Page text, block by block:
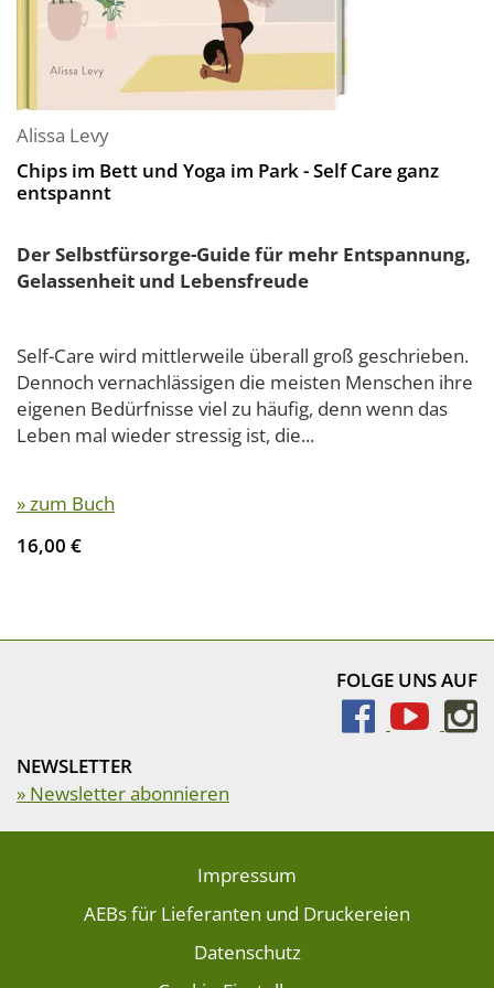
Alissa Levy
Chips im Bett und Yoga im Park - Self Care ganz
entspannt
Der Selbstfürsorge-Guide für mehr Entspannung,
Gelassenheit und Lebensfreude
Self-Care wird mittlerweile überall groß geschrieben.
Dennoch vernachlässigen die meisten Menschen ihre
eigenen Bedürfnisse viel zu häufig, denn wenn das
Leben mal wieder stressig ist, die...
» zum Buch
16,00 €
FOLGE UNS AUF
NEWSLETTER
» Newsletter abonnieren
Impressum
AEBs für Lieferanten und Druckereien
Datenschutz